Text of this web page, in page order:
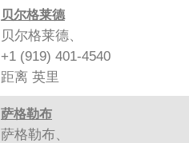
贝尔格莱德
贝尔格莱德、
+1 (919) 401-4540
距离 英里
萨格勒布
萨格勒布、